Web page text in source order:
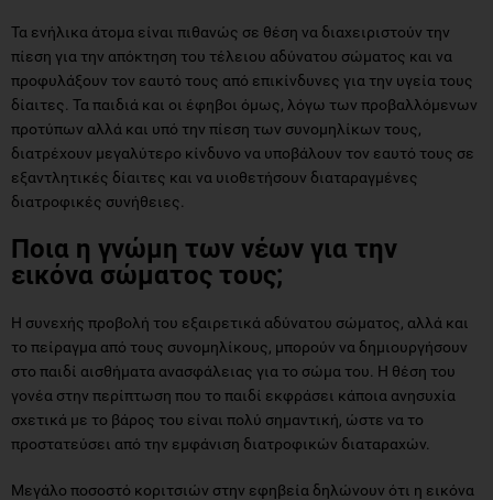
Τα ενήλικα άτομα είναι πιθανώς σε θέση να διαχειριστούν την
πίεση για την απόκτηση του τέλειου αδύνατου σώματος και να
προφυλάξουν τον εαυτό τους από επικίνδυνες για την υγεία τους
δίαιτες. Τα παιδιά και οι έφηβοι όμως, λόγω των προβαλλόμενων
προτύπων αλλά και υπό την πίεση των συνομηλίκων τους,
διατρέχουν μεγαλύτερο κίνδυνο να υποβάλουν τον εαυτό τους σε
εξαντλητικές δίαιτες και να υιοθετήσουν διαταραγμένες
διατροφικές συνήθειες.
Ποια η γνώμη των νέων για την
εικόνα σώματος τους;
Η συνεχής προβολή του εξαιρετικά αδύνατου σώματος, αλλά και
το πείραγμα από τους συνομηλίκους, μπορούν να δημιουργήσουν
στο παιδί αισθήματα ανασφάλειας για το σώμα του. Η θέση του
γονέα στην περίπτωση που το παιδί εκφράσει κάποια ανησυχία
σχετικά με το βάρος του είναι πολύ σημαντική, ώστε να το
προστατεύσει από την εμφάνιση διατροφικών διαταραχών.
Μεγάλο ποσοστό κοριτσιών στην εφηβεία δηλώνουν ότι η εικόνα